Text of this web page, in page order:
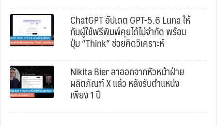
ChatGPT อัปเดต GPT-5.6 Luna ให้
กับผู้ใช้ฟรีพิมพ์คุยได้ไม่จำกัด พร้อม
ปุ่ม “Think” ช่วยคิดวิเคราะห์
Nikita Bier ลาออกจากหัวหน้าฝ่าย
ผลิตภัณฑ์ X แล้ว หลังรับตำแหน่ง
เพียง 1 ปี